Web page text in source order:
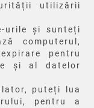
utilizării
urile și sunteți
computerul,
pentru
și al datelor
puteți lua
pentru a